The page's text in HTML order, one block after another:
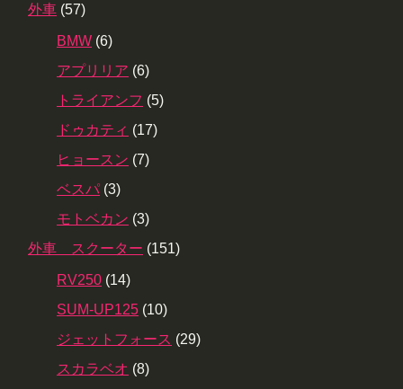
外車 (57)
BMW (6)
アプリリア (6)
トライアンフ (5)
ドゥカティ (17)
ヒョースン (7)
ベスパ (3)
モトベカン (3)
外車 スクーター (151)
RV250 (14)
SUM-UP125 (10)
ジェットフォース (29)
スカラベオ (8)